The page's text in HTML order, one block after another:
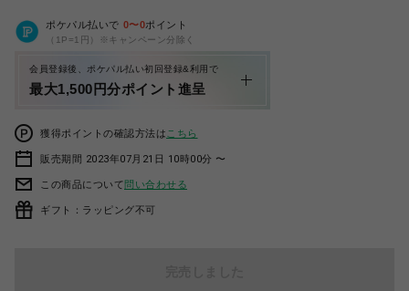
ポケパル払いで 0〜0ポイント
（1P=1円）※キャンペーン分除く
会員登録後、ポケパル払い初回登録&利用で
最大1,500円分ポイント進呈
獲得ポイントの確認方法は こちら
販売期間 2023年07月21日 10時00分 〜
この商品について問い合わせる
ギフト：ラッピング不可